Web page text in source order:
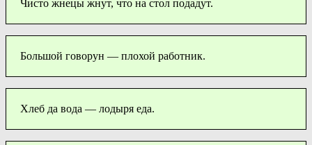
Чисто жнецы жнут, что на стол подадут.
Большой говорун — плохой работник.
Хлеб да вода — лодыря еда.